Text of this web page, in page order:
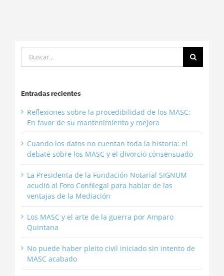
Entradas recientes
Reflexiones sobre la procedibilidad de los MASC:
En favor de su mantenimiento y mejora
Cuando los datos no cuentan toda la historia: el
debate sobre los MASC y el divorcio consensuado
La Presidenta de la Fundación Notarial SIGNUM
acudió al Foro Confilegal para hablar de las
ventajas de la Mediación
Los MASC y el arte de la guerra por Amparo
Quintana
No puede haber pleito civil iniciado sin intento de
MASC acabado